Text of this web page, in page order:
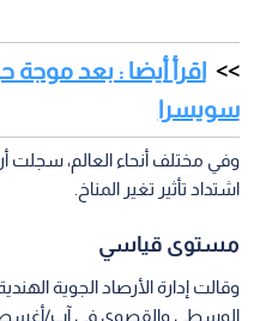
اقرأ أيضا : بعد
سويسرا
وفي مختلف أنحاء العالم، سجلت
اشتداد تأثير تغير المناخ.
مستوى قياسي
وقالت إدارة الأرصاد الجوية